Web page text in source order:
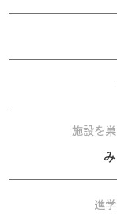
施設を
進